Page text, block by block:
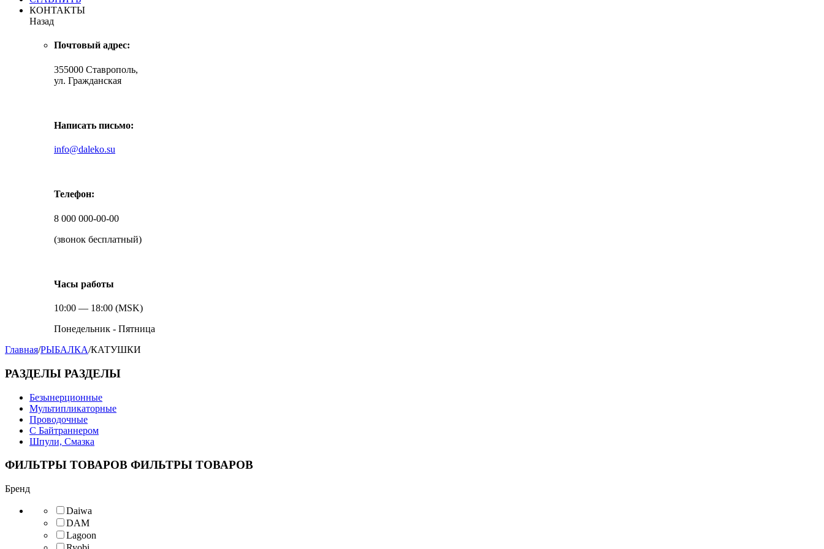
КОНТАКТЫ
Назад
Почтовый адрес:
355000 Ставрополь,
ул. Гражданская
Написать письмо:
info@daleko.su
Телефон:
8 000 000-00-00
(звонок бесплатный)
Часы работы
10:00 — 18:00 (MSK)
Понедельник - Пятница
Главная/РЫБАЛКА/КАТУШКИ
РАЗДЕЛЫ РАЗДЕЛЫ
Безынерционные
Мультипликаторные
Проводочные
С Байтраннером
Шпули, Смазка
ФИЛЬТРЫ ТОВАРОВ ФИЛЬТРЫ ТОВАРОВ
Бренд
Daiwa
DAM
Lagoon